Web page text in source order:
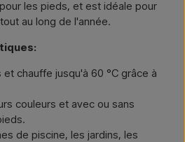
les pieds, et est idéale pour
au long de l'année.
chauffe jusqu'à 60 °C grâce à
couleurs et avec ou sans
de piscine, les jardins, les